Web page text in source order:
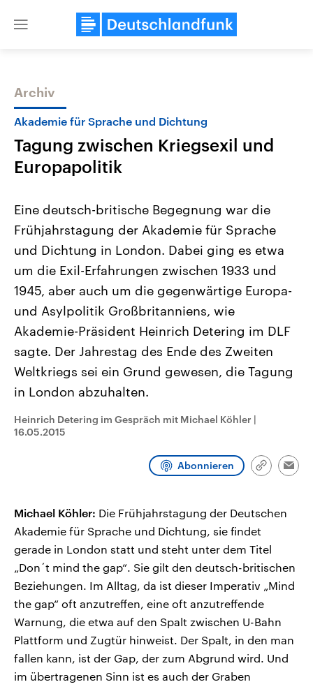
Close
Themen
Landtagswahl Sachsen-Anhalt
2026
Alle Informationen
Sachsen-Anhalt wählt am 6.
September 2026 einen neuen
Landtag. Seit 2021 wird das
Bundesland von einer Koalition aus
CDU, SPD und FDP regiert.-
Umfragen, Prognosen,
Wahlprogramme, aktuelle Berichte
und Hintergründe zu den Parteien
und Kandidaten der anstehenden
Wahl.
USA
Aktuelle Beiträge,
Hintergründe
Wirtschaftlich und
gehören die Vereinigten
den mächtigsten Ländern
mit großem Einfluss auf
Sendungen Programm Podcasts
Audio-Archiv
Archiv
Akademie für Sprache und Dichtung
Tagung zwischen Kriegsexil und
Europapolitik
Eine deutsch-britische Begegnung war die
Frühjahrstagung der Akademie für Sprache
und Dichtung in London. Dabei ging es etwa
um die Exil-Erfahrungen zwischen 1933 und
1945, aber auch um die gegenwärtige Europa-
und Asylpolitik Großbritanniens, wie
Akademie-Präsident Heinrich Detering im DLF
sagte. Der Jahrestag des Ende des Zweiten
Weltkriegs sei ein Grund gewesen, die Tagung
in London abzuhalten.
Heinrich Detering im Gespräch mit Michael Köhler |
16.05.2015
Abonnieren
Link
Michael Köhler: Die Frühjahrstagung der Deutschen
Akademie für Sprache und Dichtung, sie findet
gerade in London statt und steht unter dem Titel
„Don´t mind the gap“. Sie gilt den deutsch-britischen
Beziehungen. Im Alltag, da ist dieser Imperativ „Mind
the gap“ oft anzutreffen, eine oft anzutreffende
Warnung, die etwa auf den Spalt zwischen U-Bahn
Plattform und Zugtür hinweist. Der Spalt, in den man
fallen kann, ist der Gap, der zum Abgrund wird. Und
im übertragenen Sinn ist es auch der Graben